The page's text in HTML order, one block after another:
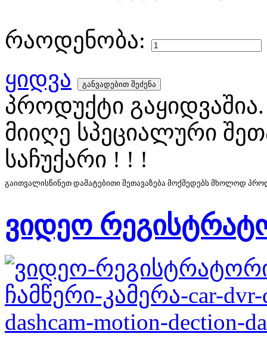
რაოდენობა:
ყიდვა
პროდუქტი გაყიდვაშია.
მიიღე სპეციალური
საჩუქარი ! ! !
გაითვალისწინეთ დამატებითი შეთავაზება მოქმედებს მხოლოდ
ვიდეო